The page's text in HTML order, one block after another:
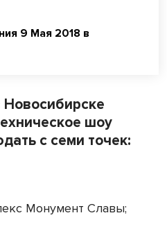
9 Мая 2018 в
Новосибирске
шоу
с семи точек:
Монумент Славы;